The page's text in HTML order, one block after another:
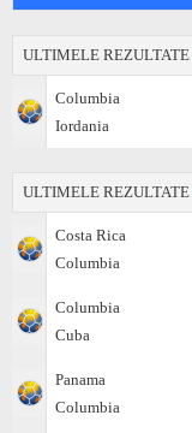
ULTIMELE REZULTATE
Columbia
Iordania
ULTIMELE REZULTATE
Costa Rica
Columbia
Columbia
Cuba
Panama
Columbia